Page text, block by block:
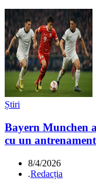
Știri
Bayern Munchen
cu un
8/4/2026
.Redacția